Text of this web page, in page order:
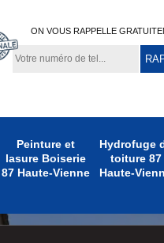
ON VOUS RAPPELLE
Peinture et
lasure Boiserie
87 Haute-Vienne
Hydrofuge
toiture 87
Haute-